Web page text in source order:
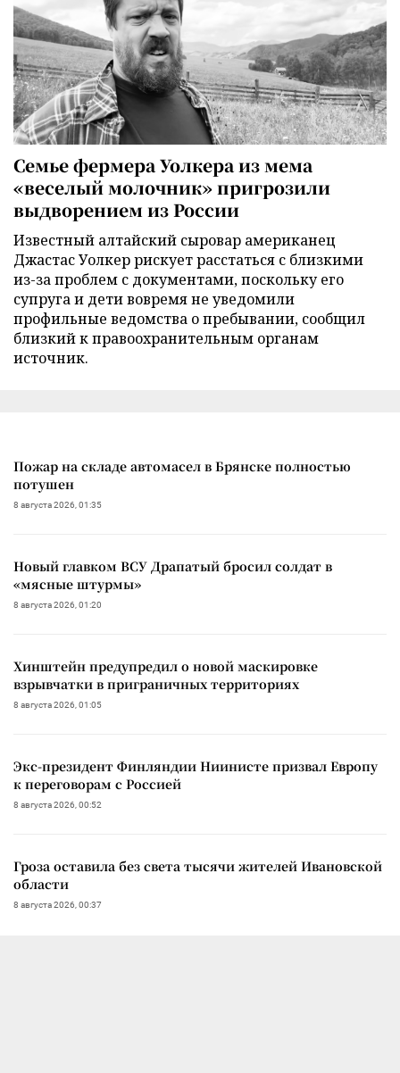
Семье фермера Уолкера из мема
«веселый молочник» пригрозили
выдворением из России
Известный алтайский сыровар американец
Джастас Уолкер рискует расстаться с близкими
из-за проблем с документами, поскольку его
супруга и дети вовремя не уведомили
профильные ведомства о пребывании, сообщил
близкий к правоохранительным органам
источник.
Пожар на складе автомасел в Брянске полностью
потушен
8 августа 2026, 01:35
Новый главком ВСУ Драпатый бросил солдат в
«мясные штурмы»
8 августа 2026, 01:20
Хинштейн предупредил о новой маскировке
взрывчатки в приграничных территориях
8 августа 2026, 01:05
Экс-президент Финляндии Ниинисте призвал Европу
к переговорам с Россией
8 августа 2026, 00:52
Гроза оставила без света тысячи жителей Ивановской
области
8 августа 2026, 00:37